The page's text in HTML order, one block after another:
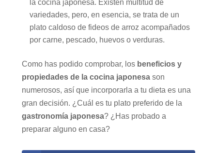
la cocina japonesa. Existen multitud de
variedades, pero, en esencia, se trata de un
plato caldoso de fideos de arroz acompañados
por carne, pescado, huevos o verduras.
Como has podido comprobar, los beneficios y
propiedades de la cocina japonesason
numerosos, así que incorporarla a tu dieta es una
gran decisión. ¿Cuál es tu plato preferido de la
gastronomía japonesa? ¿Has probado a
preparar alguno en casa?